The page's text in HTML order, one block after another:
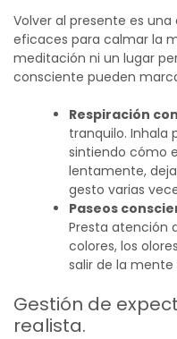
Volver al presente es
eficaces para calmar la
meditación ni un lugar
consciente pueden
Respiración
tranquilo. Inhala
sintiendo cómo
lentamente,
gesto varias
Paseos
Presta atención
colores, los
salir de la
Gestión de
realista.